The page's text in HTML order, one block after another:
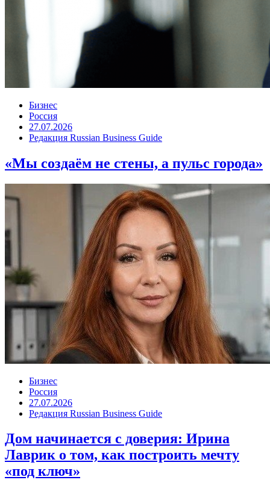
Бизнес
Россия
27.07.2026
Редакция Russian Business Guide
«Мы создаём не стены, а пульс города»
Бизнес
Россия
27.07.2026
Редакция Russian Business Guide
Дом начинается с доверия: Ирина
Лаврик о том, как построить мечту
«под ключ»